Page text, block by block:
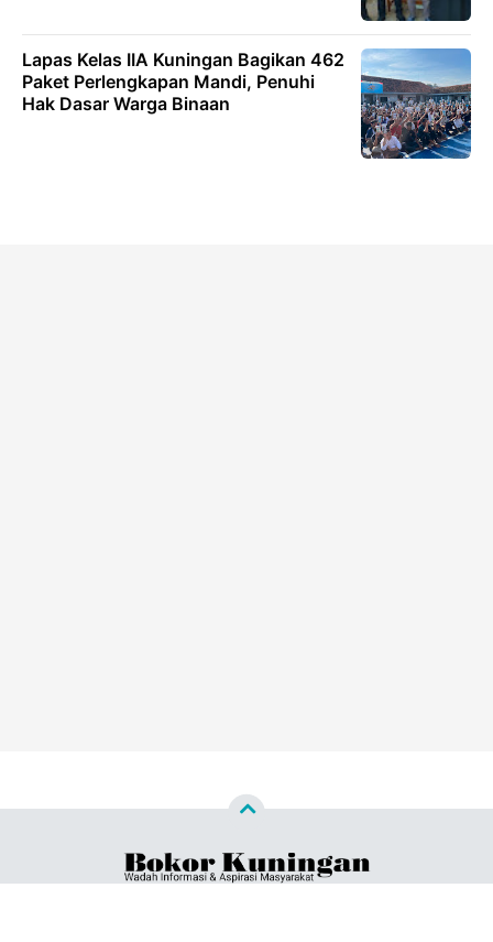
Lapas Kelas IIA Kuningan Bagikan 462
Paket Perlengkapan Mandi, Penuhi
Hak Dasar Warga Binaan